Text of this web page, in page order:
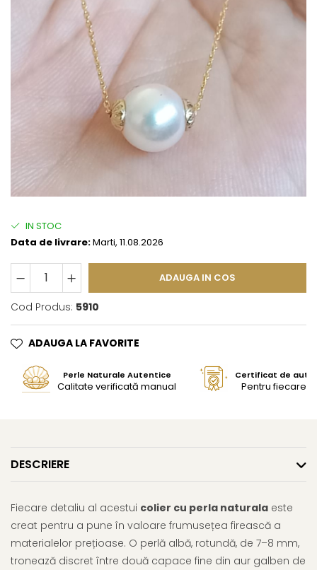
IN STOC
Data de livrare:Marti, 11.08.2026
ADAUGA IN COS
Cod Produs: 5910
ADAUGA LA FAVORITE
Perle Naturale Autentice
Calitate verificată manual
Certificat de
Pentru fiecare
DESCRIERE
Fiecare detaliu al acestui colier cu perla naturala este
creat pentru a pune în valoare frumusețea firească a
materialelor prețioase. O perlă albă, rotundă, de 7–8 mm,
tronează discret între două capace fine din aur galben de